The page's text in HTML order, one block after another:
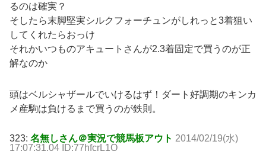
るのは確実？
そしたら末脚堅実シルクフォーチュンがしれっと3着狙い
してくれたらおっけ
それかいつものアキュートさんが2.3着固定で買うのが正
解なのか
頭はベルシャザールでいけるはず！ダート好調期のキンカ
メ産駒は負けるまで買うのが鉄則。
323: 名無しさん＠実況で競馬板アウト 2014/02/19(水)
17:07:31.04 ID:77hfcrL1O